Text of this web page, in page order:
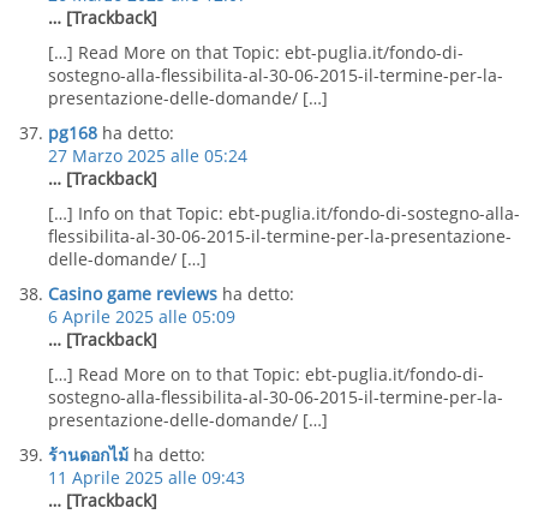
… [Trackback]
[…] Read More on that Topic: ebt-puglia.it/fondo-di-
sostegno-alla-flessibilita-al-30-06-2015-il-termine-per-la-
presentazione-delle-domande/ […]
pg168 ha detto:
27 Marzo 2025 alle 05:24
… [Trackback]
[…] Info on that Topic: ebt-puglia.it/fondo-di-sostegno-alla-
flessibilita-al-30-06-2015-il-termine-per-la-presentazione-
delle-domande/ […]
Casino game reviews ha detto:
6 Aprile 2025 alle 05:09
… [Trackback]
[…] Read More on to that Topic: ebt-puglia.it/fondo-di-
sostegno-alla-flessibilita-al-30-06-2015-il-termine-per-la-
presentazione-delle-domande/ […]
ร้านดอกไม้ ha detto:
11 Aprile 2025 alle 09:43
… [Trackback]